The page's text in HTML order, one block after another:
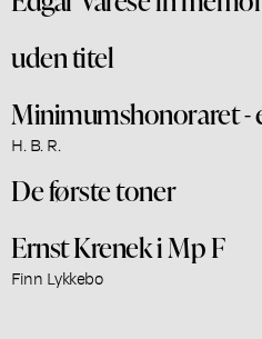
uden titel
Minimumshonoraret -
H. B. R.
De første toner
Ernst Krenek i Mp F
Finn Lykkebo